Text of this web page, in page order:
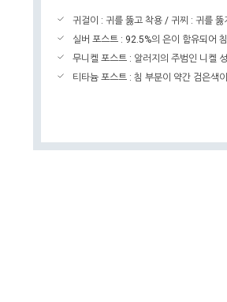
귀걸이 : 귀를 뚫고 착용 / 귀찌 : 귀를 뚫
실버 포스트 : 92.5%의 은이 함유되어
무니켈 포스트 : 알러지의 주범인 니켈
티타늄 포스트 : 침 부분이 약간 검은색